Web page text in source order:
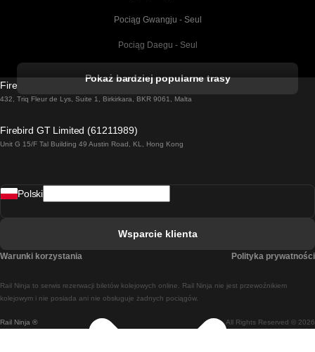
Pociąg Gwangju - Seul
Pociąg Daegu - Seul
Pociąg Dublin - Galway
Pociąg Rzym - Neapol
Pociąg Madryt - Lizbona
Pociąg Madryt - Barcelona
Pokaż bardziej popularne trasy
Firebird GT Limited (OC 1451)
432, Triq Fleur de Lys, Suite 1, Birkirkara, BKR 9061, Malta
Firebird GT Limited (61211989)
Unit G 15/F Tal Building 49 Austin Road, KL, Hong Kong
Rail Ninja ® All Rights Reserved © 2026
Rail Ninja to serwis rezerwacji biletów kolejowych online. Rail Ninja nie jest przewoźnikiem
kolejowym i nie posiada ani nie obsługuje żadnych pociągów.
Polski
Wsparcie klienta
Warunki korzystania Polityka prywatności